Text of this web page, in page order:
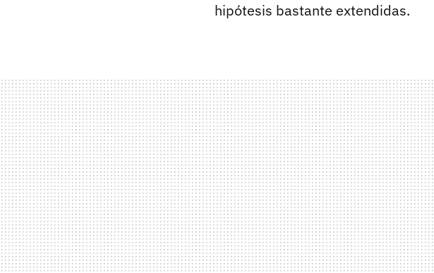
hipótesis bastante extendidas.